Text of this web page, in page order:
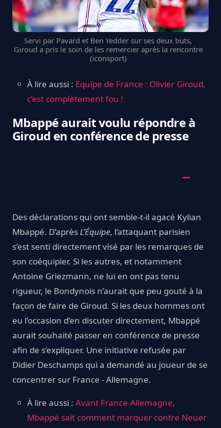
Servi par Pavard et Ben Yedder sur ses deux buts,
Giroud a pris le soin de les remercier après la rencontre
(iconsport)
À lire aussi : Equipe de France : Olivier Giroud,
c’est complètement fou !
Mbappé aurait voulu répondre à
Giroud en conférence de presse
Des déclarations qui ont semble-t-il agacé Kylian
Mbappé. D’aprèsL’Équipe, l’attaquant parisien
s’est senti directement visé par les remarques de
son coéquipier. Si les autres, et notamment
Antoine Griezmann, ne lui en ont pas tenu
rigueur, le Bondynois n’aurait que peu gouté à la
façon de faire de Giroud. Si les deux hommes ont
eu l’occasion d’en discuter directement, Mbappé
aurait souhaité passer en conférence de presse
afin de s’expliquer. Une initiative refusée par
Didier Deschamps qui a demandé au joueur de se
concentrer sur France - Allemagne.
À lire aussi : Avant France-Allemagne,
Mbappé sait comment marquer contre Neuer